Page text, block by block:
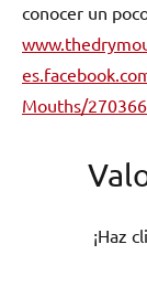
conocer un
Mouths/
¡Haz